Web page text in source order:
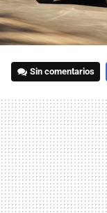
Sin comentarios